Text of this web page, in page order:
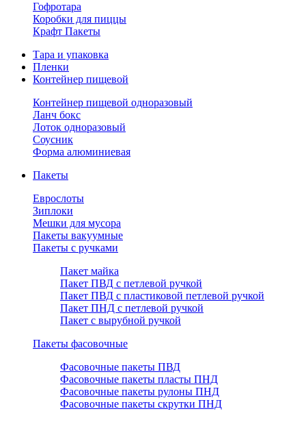
Гофротара
Коробки для пиццы
Крафт Пакеты
Тара и упаковка
Пленки
Контейнер пищевой
Контейнер пищевой одноразовый
Ланч бокс
Лоток одноразовый
Соусник
Форма алюминиевая
Пакеты
Еврослоты
Зиплоки
Мешки для мусора
Пакеты вакуумные
Пакеты с ручками
Пакет майка
Пакет ПВД с петлевой ручкой
Пакет ПВД с пластиковой петлевой ручкой
Пакет ПНД с петлевой ручкой
Пакет с вырубной ручкой
Пакеты фасовочные
Фасовочные пакеты ПВД
Фасовочные пакеты пласты ПНД
Фасовочные пакеты рулоны ПНД
Фасовочные пакеты скрутки ПНД